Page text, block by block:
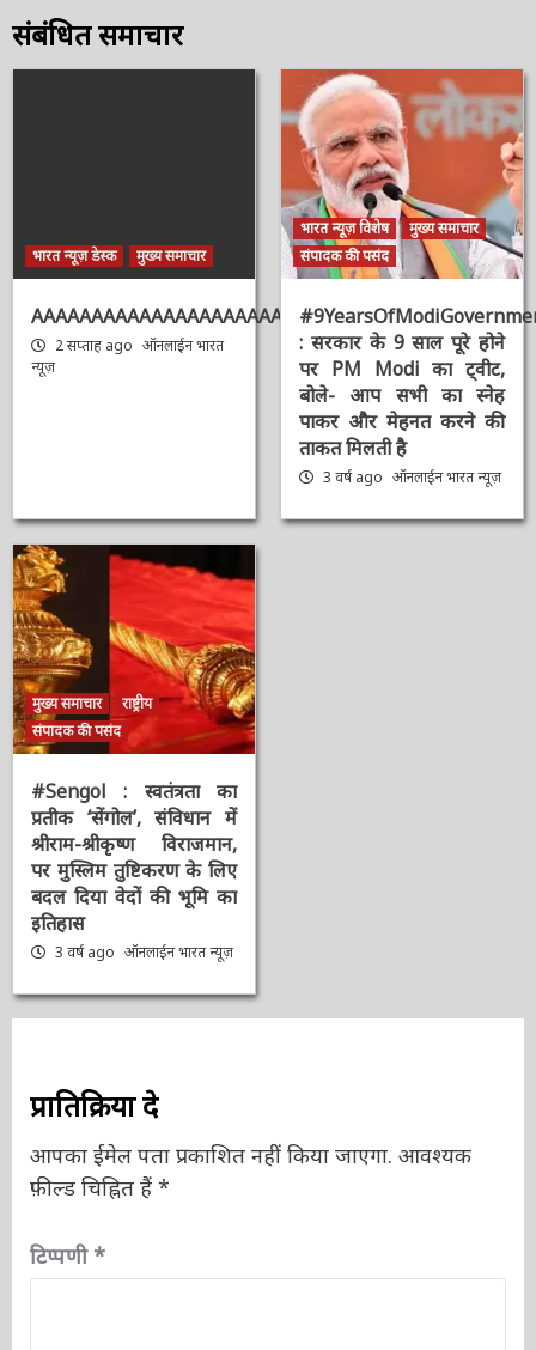
संबंधित समाचार
भारत न्यूज़ डेस्क मुख्य समाचार
AAAAAAAAAAAAAAAAAAAAAAAAAAAAAAAAA
2 सप्ताह ago
भारत न्यूज़ विशेष
मुख्य समाचार
संपादक की पसंद
: सरकार के 9 साल पूरे होने
पर PM Modi का ट्वीट,
बोले- आप सभी का स्नेह
पाकर और मेहनत करने की
ताकत मिलती है
न्यूज़
मुख्य समाचार
राष्ट्रीय
संपादक की पसंद
#Sengol : स्वतंत्रता का
प्रतीक ‘सेंगोल’, संविधान में
श्रीराम-श्रीकृष्ण विराजमान,
पर मुस्लिम तुष्टिकरण के
लिए बदल दिया वेदों की भूमि
का इतिहास
न्यूज़
प्रातिक्रिया दे
आपका ईमेल पता प्रकाशित नहीं किया जाएगा.